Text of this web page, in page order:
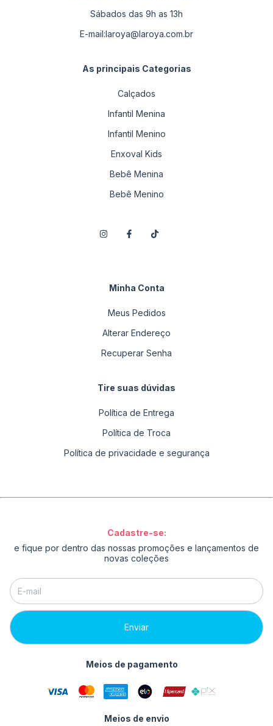
Sábados das 9h as 13h
E-mail:laroya@laroya.com.br
As principais Categorias
Calçados
Infantil Menina
Infantil Menino
Enxoval Kids
Bebê Menina
Bebê Menino
Minha Conta
Meus Pedidos
Alterar Endereço
Recuperar Senha
Tire suas dúvidas
Política de Entrega
Política de Troca
Política de privacidade e segurança
Cadastre-se:
e fique por dentro das nossas promoções e lançamentos de
novas coleções
Meios de pagamento
Meios de envio